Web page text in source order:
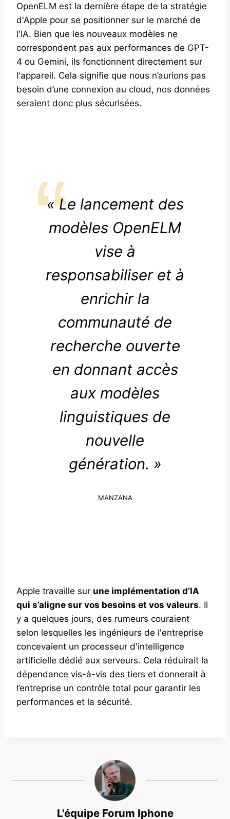
OpenELM est la dernière étape de la stratégie
d'Apple pour se positionner sur le marché de
l'IA. Bien que les nouveaux modèles ne
correspondent pas aux performances de GPT-
4 ou Gemini, ils fonctionnent directement sur
l'appareil. Cela signifie que nous n’aurions pas
besoin d’une connexion au cloud, nos données
seraient donc plus sécurisées.
« Le lancement des
modèles OpenELM
vise à
responsabiliser et à
enrichir la
communauté de
recherche ouverte
en donnant accès
aux modèles
linguistiques de
nouvelle
génération. »
MANZANA
Apple travaille sur une implémentation d’IA
qui s’aligne sur vos besoins et vos valeurs. Il
y a quelques jours, des rumeurs couraient
selon lesquelles les ingénieurs de l'entreprise
concevaient un processeur d'intelligence
artificielle dédié aux serveurs. Cela réduirait la
dépendance vis-à-vis des tiers et donnerait à
l’entreprise un contrôle total pour garantir les
performances et la sécurité.
L'équipe Forum Iphone